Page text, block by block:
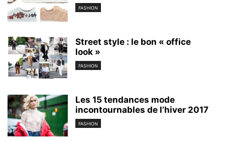
FASHION
Street style : le bon « office
look »
FASHION
Les 15 tendances mode
incontournables de l’hiver 2017
FASHION